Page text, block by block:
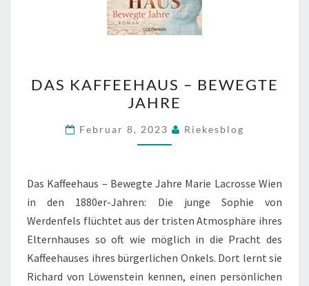
KAFFEEHAUS
–
BEWEGTE
JAHRE
DAS KAFFEEHAUS – BEWEGTE
JAHRE
Februar 8, 2023 Riekesblog
Das Kaffeehaus – Bewegte Jahre Marie Lacrosse Wien
in den 1880er-Jahren: Die junge Sophie von
Werdenfels flüchtet aus der tristen Atmosphäre ihres
Elternhauses so oft wie möglich in die Pracht des
Kaffeehauses ihres bürgerlichen Onkels. Dort lernt sie
Richard von Löwenstein kennen, einen persönlichen